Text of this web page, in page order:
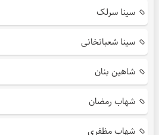
سینا سرلک
سینا شعبانخانی
شاهین بنان
شهاب رمضان
شهاب مظفری